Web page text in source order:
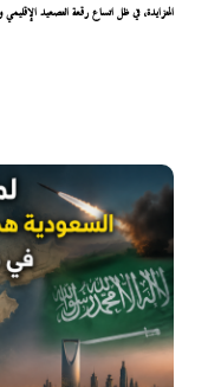
المتزايدة، في ظل اتساع رقعة التصعيد الإقليمي